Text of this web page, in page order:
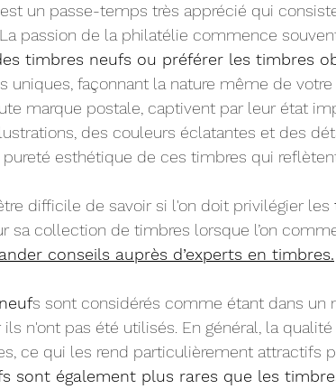
est un passe-temps très apprécié qui
passion de la philatélie commence
timbres neufs ou préférer les timbres
uniques, façonnant la nature même de
marque postale, captivent par leur état
des couleurs éclatantes et des
esthétique de ces timbres qui
difficile de savoir si l'on doit privilégier les
sa collection de timbres lorsque l’on
conseils auprès d’experts en timbres.
s sont considérés comme étant dans un
ils n'ont pas été utilisés. En général, la
ce qui les rend particulièrement attractifs
sont également plus rares que les